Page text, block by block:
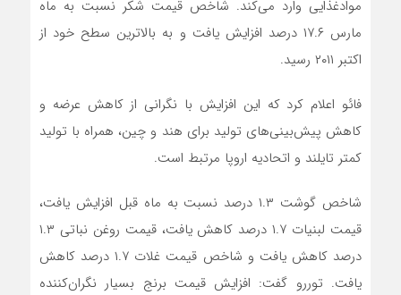
موادغذایی وارد می‌کند. شاخص قیمت شکر نسبت به ماه
مارس ۱۷.۶ درصد افزایش یافت و به بالاترین سطح خود از
اکتبر ۲۰۱۱ رسید.
فائو اعلام کرد که این افزایش با نگرانی از کاهش عرضه و
کاهش پیش‌بینی‌های تولید برای هند و چین، همراه با تولید
کمتر تایلند و اتحادیه اروپا مرتبط است.
شاخص گوشت ۱.۳ درصد نسبت به ماه قبل افزایش یافت،
قیمت لبنیات ۱.۷ درصد کاهش یافت، قیمت روغن نباتی ۱.۳
درصد کاهش یافت و شاخص قیمت غلات ۱.۷ درصد کاهش
یافت. توررو گفت: افزایش قیمت برنج بسیار نگران‌کننده